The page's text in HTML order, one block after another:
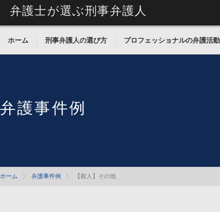
弁護士が選ぶ刑事弁護人
ホーム 刑事弁護人の選び方 プロフェッショナルの弁護活動
弁護事件例
ホーム 弁護事件例 【殺人】その他